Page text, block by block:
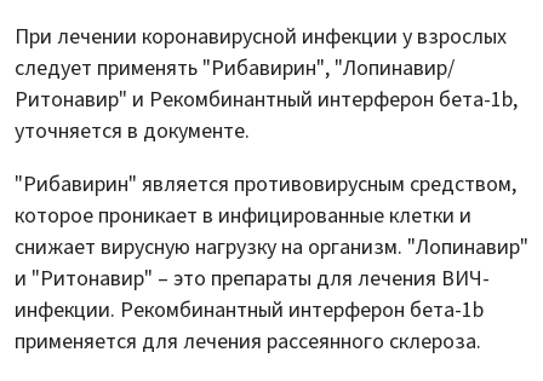
При лечении коронавирусной инфекции у взрослых
следует применять "Рибавирин", "Лопинавир/
Ритонавир" и Рекомбинантный интерферон бета-1b,
уточняется в документе.
"Рибавирин" является противовирусным средством,
которое проникает в инфицированные клетки и
снижает вирусную нагрузку на организм. "Лопинавир"
и "Ритонавир" – это препараты для лечения ВИЧ-
инфекции. Рекомбинантный интерферон бета-1b
применяется для лечения рассеянного склероза.